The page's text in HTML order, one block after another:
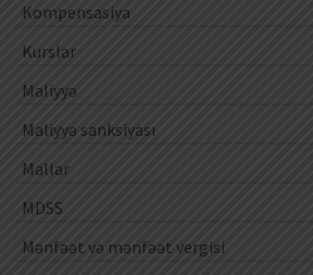
Kompensasiya
Kurslar
Maliyyə
Maliyyə sanksiyası
Mallar
MDSS
Mənfəət və mənfəət vergisi